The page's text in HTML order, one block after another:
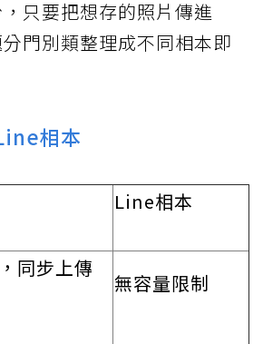
只要把想存的照片傳進
門別類整理成不同相本即
相本
Line相本
同步上傳
無容量限制